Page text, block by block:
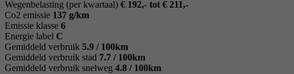
Wegenbelasting (per kwartaal) € 192,- tot € 211,-
Co2 emissie 137 g/km
Emissie klasse 6
Energie label C
Gemiddeld verbruik 5.9 / 100km
Gemiddeld verbruik stad 7.7 / 100km
Gemiddeld verbruik snelweg 4.8 / 100km